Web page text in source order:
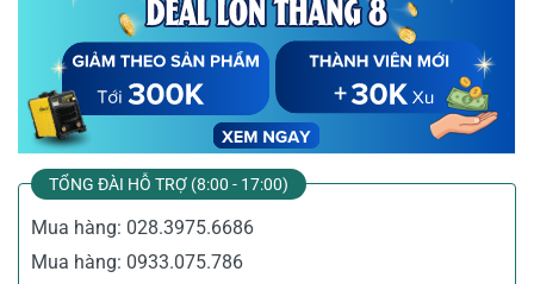
TỔNG ĐÀI HỖ TRỢ (8:00 - 17:00)
Mua hàng: 028.3975.6686
Mua hàng: 0933.075.786